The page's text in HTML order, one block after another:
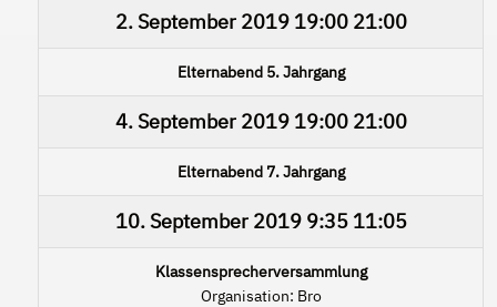
2. September 201919:00 21:00
Elternabend 5. Jahrgang
4. September 201919:00 21:00
Elternabend 7. Jahrgang
10. September 20199:35 11:05
Klassensprecherversammlung
Organisation: Bro